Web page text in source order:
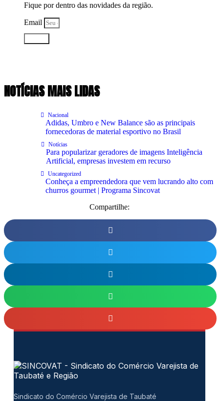
Fique por dentro das novidades da região.
Email
NOTÍCIAS MAIS LIDAS
Nacional
Adidas, Umbro e New Balance são as principais
fornecedoras de material esportivo no Brasil
Notícias
Para popularizar geradores de imagens Inteligência
Artificial, empresas investem em recurso
Uncategorized
Conheça a empreendedora que vem lucrando alto com
churros gourmet | Programa Sincovat
Compartilhe:
Sindicato do Comércio Varejista de Taubaté